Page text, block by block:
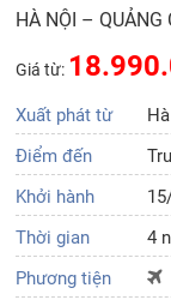
HÀ NỘI – QUẢNG
Giá từ:
Xuất phát từ
Điểm đến
Khởi hành
Thời gian
4
Phương tiện